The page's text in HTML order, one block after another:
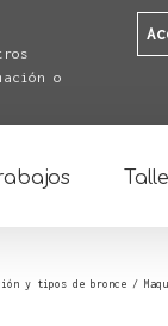
o
y tipos de bronce /